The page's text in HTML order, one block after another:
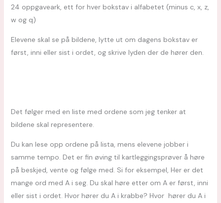
24 oppgaveark, ett for hver bokstav i alfabetet (minus c, x, z,
w og q)
Elevene skal se på bildene, lytte ut om dagens bokstav er
først, inni eller sist i ordet, og skrive lyden der de hører den.
Det følger med en liste med ordene som jeg tenker at
bildene skal representere.
Du kan lese opp ordene på lista, mens elevene jobber i
samme tempo. Det er fin øving til kartleggingsprøver å høre
på beskjed, vente og følge med. Si for eksempel, Her er det
mange ord med A i seg. Du skal høre etter om A er først, inni
eller sist i ordet. Hvor hører du A i krabbe? Hvor hører du A i